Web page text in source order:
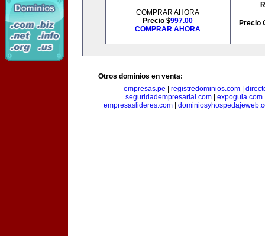
COMPRAR AHORA
Precio $997.00
COMPRAR AHORA
Precio
Otros dominios en venta:
empresas.pe
registredominios.com
seguridadempresarial.com
expoguia.com
empresaslideres.com|